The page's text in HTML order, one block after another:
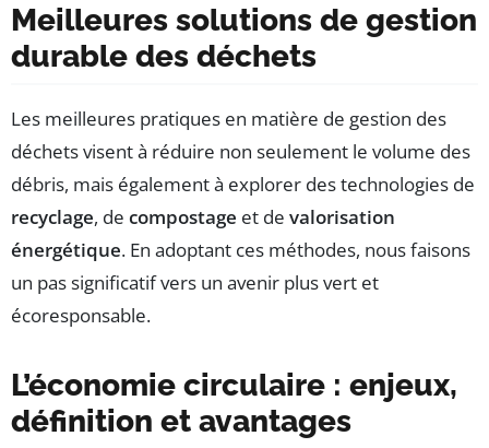
Meilleures solutions de gestion
durable des déchets
Les meilleures pratiques en matière de gestion des
déchets visent à réduire non seulement le volume des
débris, mais également à explorer des technologies de
recyclage, de compostage et de valorisation
énergétique. En adoptant ces méthodes, nous faisons
un pas significatif vers un avenir plus vert et
écoresponsable.
L’économie circulaire : enjeux,
définition et avantages